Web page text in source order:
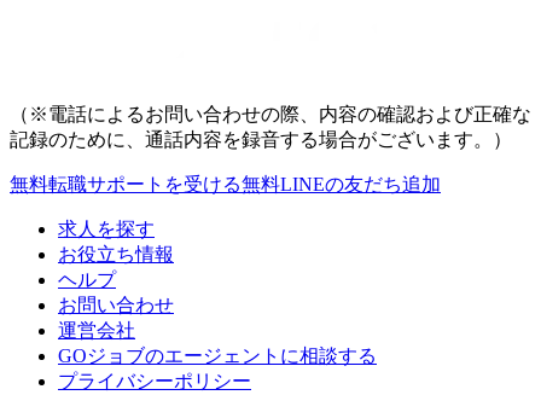
（※電話によるお問い合わせの際、内容の確認および正確な
記録のために、通話内容を録音する場合がございます。）
無料転職サポートを受ける無料LINEの友だち追加
求人を探す
お役立ち情報
ヘルプ
お問い合わせ
運営会社
GOジョブのエージェントに相談する
プライバシーポリシー